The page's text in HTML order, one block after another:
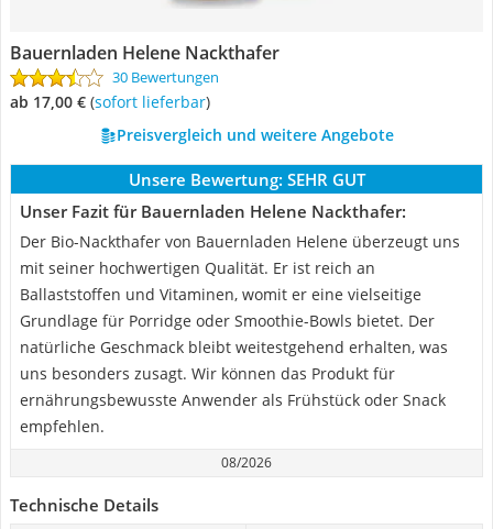
Bauernladen Helene Nackthafer
30 Bewertungen
ab 17,00 € ( Sofort lieferbar)
Preisvergleich und weitere Angebote
Unsere Bewertung: SEHR GUT
Unser Fazit für Bauernladen Helene Nackthafer:
Der Bio-Nackthafer von Bauernladen Helene überzeugt uns
mit seiner hochwertigen Qualität. Er ist reich an
Ballaststoffen und Vitaminen, womit er eine vielseitige
Grundlage für Porridge oder Smoothie-Bowls bietet. Der
natürliche Geschmack bleibt weitestgehend erhalten, was
uns besonders zusagt. Wir können das Produkt für
ernährungsbewusste Anwender als Frühstück oder Snack
empfehlen.
08/2026
Technische Details